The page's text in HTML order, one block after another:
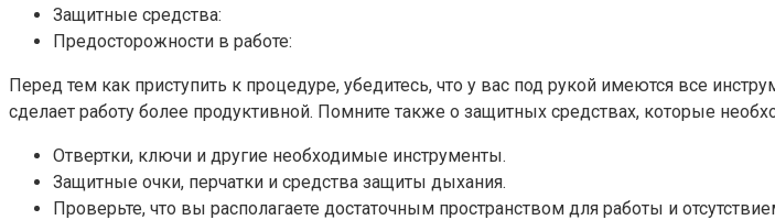
Защитные средства:
Предосторожности в работе:
Перед тем как приступить к процедуре, убедитесь, что у вас под рукой имеются все
сделает работу более продуктивной. Помните также о защитных средствах, которые
Отвертки, ключи и другие необходимые инструменты.
Защитные очки, перчатки и средства защиты дыхания.
Проверьте, что вы располагаете достаточным пространством для работы и